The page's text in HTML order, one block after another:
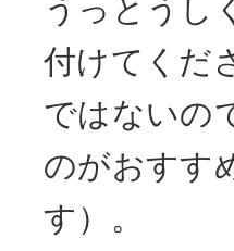
うっとうし
付けてくだ
ではないの
のがおすす
す）。